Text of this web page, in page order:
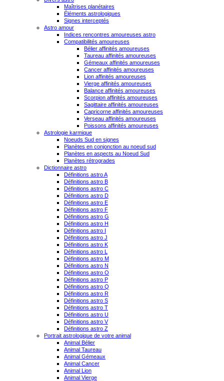
Maîtrises planétaires
Éléments astrologiques
Signes interceptés
Astro amour
Indices rencontres amoureuses astro
Compatibilités amoureuses
Bélier affinités amoureuses
Taureau affinités amoureuses
Gémeaux affinités amoureuses
Cancer affinités amoureuses
Lion affinités amoureuses
Vierge affinités amoureuses
Balance affinités amoureuses
Scorpion affinités amoureuses
Sagittaire affinités amoureuses
Capricorne affinités amoureuses
Verseau affinités amoureuses
Poissons affinités amoureuses
Astrologie karmique
Noeuds Sud en signes
Planètes en conjonction au noeud sud
Planètes en aspects au Noeud Sud
Planètes rétrogrades
Dictionnaire astro
Définitions astro A
Définitions astro B
Définitions astro C
Définitions astro D
Définitions astro E
Définitions astro F
Définitions astro G
Définitions astro H
Définitions astro I
Définitions astro J
Définitions astro K
Définitions astro L
Définitions astro M
Définitions astro N
Définitions astro O
Définitions astro P
Définitions astro Q
Définitions astro R
Définitions astro S
Définitions astro T
Définitions astro U
Définitions astro V
Définitions astro Z
Portrait astrologique de votre animal
Animal Bélier
Animal Taureau
Animal Gémeaux
Animal Cancer
Animal Lion
Animal Vierge